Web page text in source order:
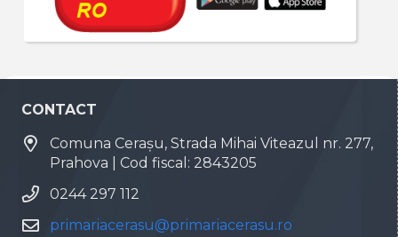
CONTACT
Comuna Cerașu, Strada Mihai Viteazul nr. 277,
Prahova | Cod fiscal: 2843205
0244 297 112
primariacerasu@primariacerasu.ro